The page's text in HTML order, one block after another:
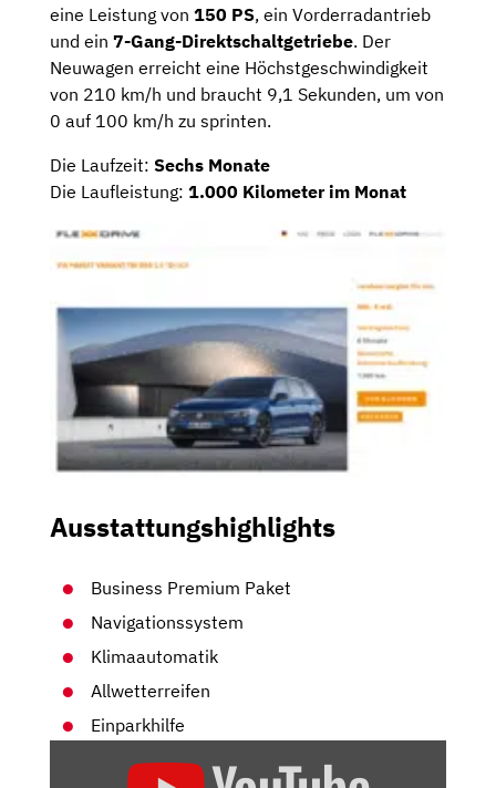
eine Leistung von 150 PS, ein Vorderradantrieb
und ein 7-Gang-Direktschaltgetriebe. Der
Neuwagen erreicht eine Höchstgeschwindigkeit
von 210 km/h und braucht 9,1 Sekunden, um von
0 auf 100 km/h zu sprinten.
Die Laufzeit: Sechs Monate
Die Laufleistung: 1.000 Kilometer im Monat
Ausstattungshighlights
Business Premium Paket
Navigationssystem
Klimaautomatik
Allwetterreifen
Einparkhilfe